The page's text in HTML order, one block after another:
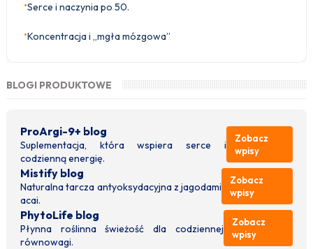
•Serce i naczynia po 50.
•Koncentracja i „mgła mózgowa”
BLOGI PRODUKTOWE
ProArgi-9+ blog
Suplementacja, która wspiera serce i
codzienną energię.
Zobacz
wpisy
Mistify blog
Naturalna tarcza antyoksydacyjna z jagodami
acai.
Zobacz
wpisy
PhytoLife blog
Płynna roślinna świeżość dla codziennej
równowagi.
Zobacz
wpisy